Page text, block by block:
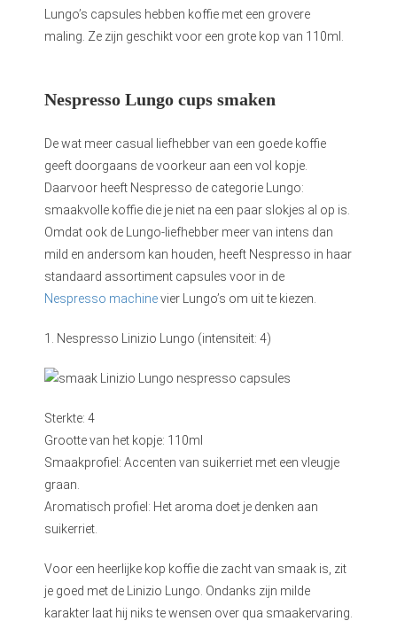
Lungo’s capsules hebben koffie met een grovere
maling. Ze zijn geschikt voor een grote kop van 110ml.
Nespresso Lungo cups smaken
De wat meer casual liefhebber van een goede koffie
geeft doorgaans de voorkeur aan een vol kopje.
Daarvoor heeft Nespresso de categorie Lungo:
smaakvolle koffie die je niet na een paar slokjes al op is.
Omdat ook de Lungo-liefhebber meer van intens dan
mild en andersom kan houden, heeft Nespresso in haar
standaard assortiment capsules voor in de
Nespresso machinevier Lungo’s om uit te kiezen.
1. Nespresso Linizio Lungo (intensiteit: 4)
Sterkte: 4
Grootte van het kopje: 110ml
Smaakprofiel: Accenten van suikerriet met een vleugje
graan.
Aromatisch profiel: Het aroma doet je denken aan
suikerriet.
Voor een heerlijke kop koffie die zacht van smaak is, zit
je goed met de Linizio Lungo. Ondanks zijn milde
karakter laat hij niks te wensen over qua smaakervaring.